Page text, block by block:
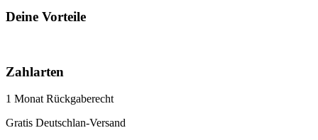
Deine Vorteile
Zahlarten
1 Monat Rückgaberecht
Gratis Deutschlan-Versand